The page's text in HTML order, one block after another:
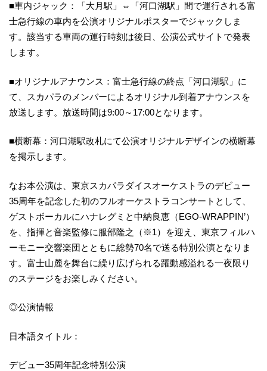
■車内ジャック：「大月駅」⇔「河口湖駅」間で運行される富
士急行線の車内を公演オリジナルポスターでジャックしま
す。該当する車両の運行時刻は後日、公演公式サイトで発表
します。
■オリジナルアナウンス：富士急行線の終点「河口湖駅」に
て、スカパラのメンバーによるオリジナル到着アナウンスを
放送します。放送時間は9:00～17:00となります。
■横断幕：河口湖駅改札にて公演オリジナルデザインの横断幕
を掲示します。
なお本公演は、東京スカパラダイスオーケストラのデビュー
35周年を記念した初のフルオーケストラコンサートとして、
ゲストボーカルにハナレグミと中納良恵（EGO-WRAPPIN’）
を、指揮と音楽監修に服部隆之（※1）を迎え、東京フィルハ
ーモニー交響楽団とともに総勢70名で送る特別公演となりま
す。富士山麓を舞台に繰り広げられる躍動感溢れる一夜限り
のステージをお楽しみください。
◎公演情報
日本語タイトル：
デビュー35周年記念特別公演